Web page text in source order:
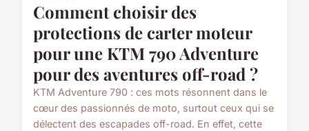
Comment choisir des
protections de carter moteur
pour une KTM 790 Adventure
pour des aventures off-road ?
KTM Adventure 790 : ces mots résonnent dans le
cœur des passionnés de moto, surtout ceux qui se
délectent des escapades off-road. En effet, cette